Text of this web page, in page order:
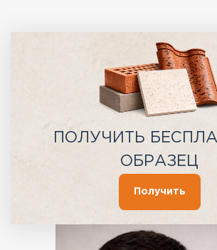
ПОЛУЧИТЬ
ОБРАЗЕЦ
Получить